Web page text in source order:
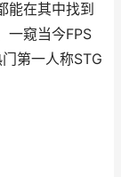
能在其中找到
一窥当今FPS
第一人称STG